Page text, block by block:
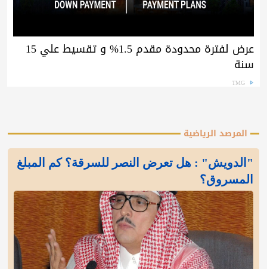
عرض لفترة محدودة مقدم 1.5% و تقسيط علي 15
سنة
TMG
المرصد الرياضية
"الدويش" : هل تعرض النصر للسرقة؟ كم المبلغ
المسروق؟